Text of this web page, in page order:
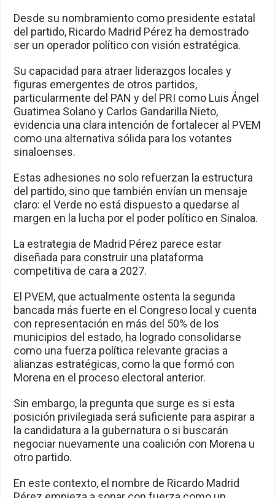
Desde su nombramiento como presidente estatal
del partido, Ricardo Madrid Pérez ha demostrado
ser un operador político con visión estratégica.
Su capacidad para atraer liderazgos locales y
figuras emergentes de otros partidos,
particularmente del PAN y del PRI como Luis Ángel
Guatimea Solano y Carlos Gandarilla Nieto,
evidencia una clara intención de fortalecer al PVEM
como una alternativa sólida para los votantes
sinaloenses.
Estas adhesiones no solo refuerzan la estructura
del partido, sino que también envían un mensaje
claro: el Verde no está dispuesto a quedarse al
margen en la lucha por el poder político en Sinaloa.
La estrategia de Madrid Pérez parece estar
diseñada para construir una plataforma
competitiva de cara a 2027.
El PVEM, que actualmente ostenta la segunda
bancada más fuerte en el Congreso local y cuenta
con representación en más del 50% de los
municipios del estado, ha logrado consolidarse
como una fuerza política relevante gracias a
alianzas estratégicas, como la que formó con
Morena en el proceso electoral anterior.
Sin embargo, la pregunta que surge es si esta
posición privilegiada será suficiente para aspirar a
la candidatura a la gubernatura o si buscarán
negociar nuevamente una coalición con Morena u
otro partido.
En este contexto, el nombre de Ricardo Madrid